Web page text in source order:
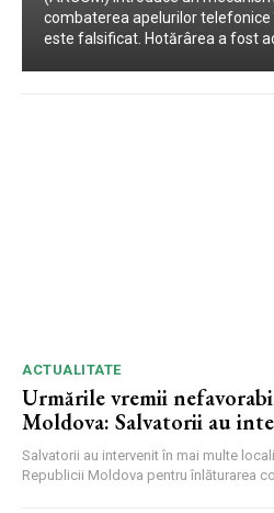
ACTUALITATE
Urmările vremii
Moldova: Salvatorii au
vântul a doborât copaci și
acoperișuri
Salvatorii au intervenit în mai multe
Republicii Moldova pentru înlăturarea
combaterea apelurilor
este falsificat. Hotărârea a fost